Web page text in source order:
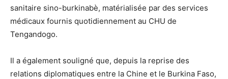
sanitaire sino-burkinabè, matérialisée par des services
médicaux fournis quotidiennement au CHU de
Tengandogo.
Il a également souligné que, depuis la reprise des
relations diplomatiques entre la Chine et le Burkina Faso,